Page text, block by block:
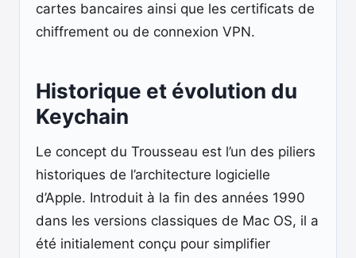
cartes bancaires ainsi que les certificats de
chiffrement ou de connexion VPN.
Historique et évolution du
Keychain
Le concept du Trousseau est l’un des piliers
historiques de l’architecture logicielle
d’Apple. Introduit à la fin des années 1990
dans les versions classiques de Mac OS, il a
été initialement conçu pour simplifier